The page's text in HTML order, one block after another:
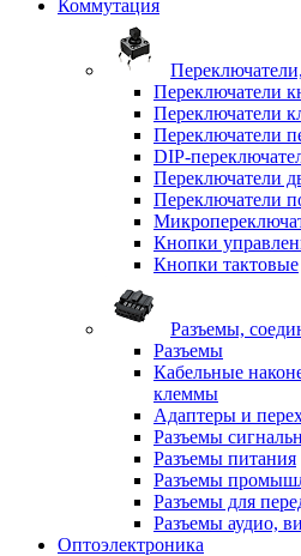
Коммутация
Переключатели
Переключатели
Переключатели
DIP-
Переключатели
Переключатели
Кнопки
Кнопки тактовые
Разъемы,
Разъемы
Кабельные
клеммы
Адаптеры и
Разъемы
Разъемы питания
Разъемы
Разъемы для
Разъемы аудио,
Оптоэлектроника